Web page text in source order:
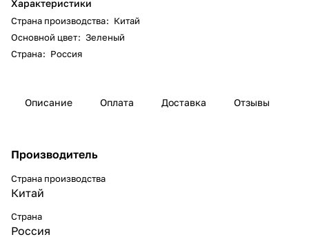
Характеристики
Страна производства: Китай
Основной цвет: Зеленый
Страна: Россия
Описание Оплата Доставка Отзывы
Производитель
Страна производства
Китай
Страна
Россия